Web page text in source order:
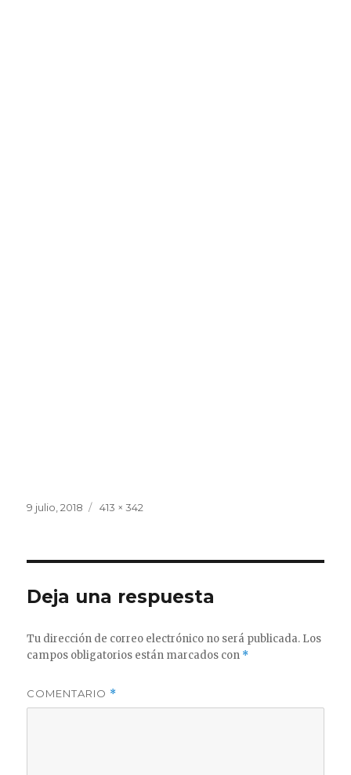
Publicado
9 julio, 2018
Tamaño
413 × 342
Deja una respuesta
Tu dirección de correo electrónico no será publicada. Los
campos obligatorios están marcados con *
COMENTARIO *